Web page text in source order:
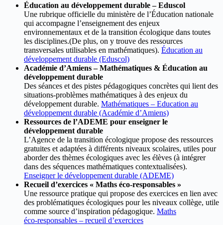
Éducation au développement durable – Eduscol
Une rubrique officielle du ministère de l’Éducation nationale
qui accompagne l’enseignement des enjeux
environnementaux et de la transition écologique dans toutes
les disciplines.(De plus, on y trouve des ressources
transversales utilisables en mathématiques). Éducation au
développement durable (Eduscol)
Académie d’Amiens – Mathématiques & Éducation au
développement durable
Des séances et des pistes pédagogiques concrètes qui lient des
situations-problèmes mathématiques à des enjeux du
développement durable. Mathématiques – Education au
développement durable (Académie d’Amiens)
Ressources de l’ADEME pour enseigner le
développement durable
L’Agence de la transition écologique propose des ressources
gratuites et adaptées à différents niveaux scolaires, utiles pour
aborder des thèmes écologiques avec les élèves (à intégrer
dans des séquences mathématiques contextualisées).
Enseigner le développement durable (ADEME)
Recueil d’exercices « Maths éco-responsables »
Une ressource pratique qui propose des exercices en lien avec
des problématiques écologiques pour les niveaux collège, utile
comme source d’inspiration pédagogique. Maths
éco‑responsables – recueil d’exercices